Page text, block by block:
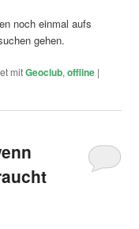
noch einmal aufs
gehen.
mitGeoclub,offline |